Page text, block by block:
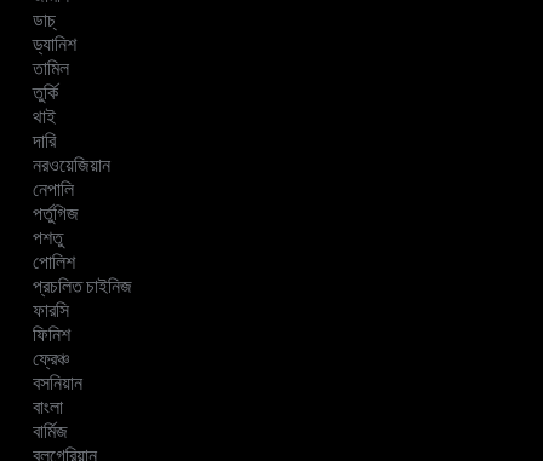
ডাচ্
ড্যানিশ
তামিল
তুর্কি
থাই
দারি
নরওয়েজিয়ান
নেপালি
পর্তুগিজ
পশতু
পোলিশ
প্রচলিত চাইনিজ
ফারসি
ফিনিশ
ফ্রেঞ্চ
বসনিয়ান
বাংলা
বার্মিজ
বুলগেরিয়ান